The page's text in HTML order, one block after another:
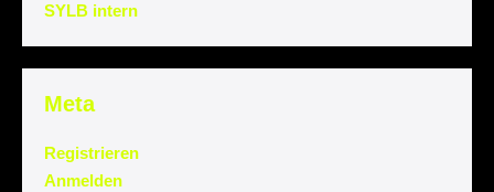
SYLB intern
Meta
Registrieren
Anmelden